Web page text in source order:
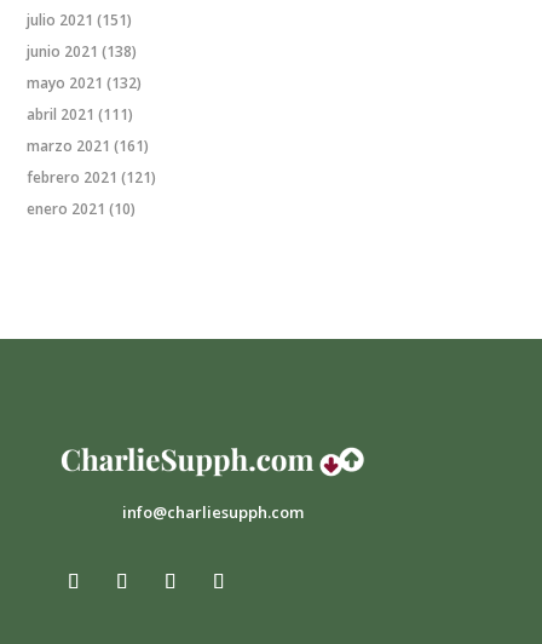
julio 2021 (151)
junio 2021 (138)
mayo 2021 (132)
abril 2021 (111)
marzo 2021 (161)
febrero 2021 (121)
enero 2021 (10)
info@charliesupph.com